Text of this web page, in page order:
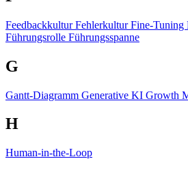
FeedbackkulturFehlerkulturFine-Tuning
Führungsrolle Führungsspanne
G
Gantt-Diagramm Generative KI Growth
H
Human-in-the-Loop